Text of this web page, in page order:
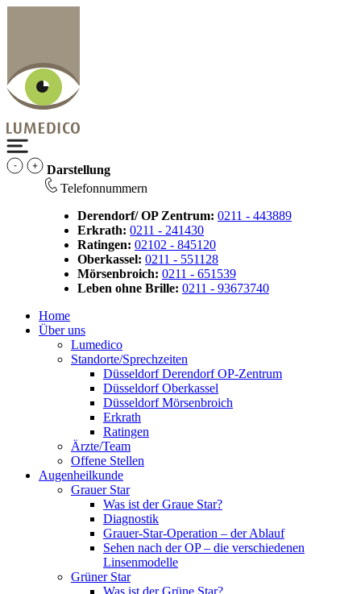
Darstellung
Telefonnummern
Derendorf/ OP Zentrum: 0211 - 443889
Erkrath: 0211 - 241430
Ratingen: 02102 - 845120
Oberkassel: 0211 - 551128
Mörsenbroich: 0211 - 651539
Leben ohne Brille: 0211 - 93673740
Home
Über uns
Lumedico
Standorte/Sprechzeiten
Düsseldorf Derendorf OP-Zentrum
Düsseldorf Oberkassel
Düsseldorf Mörsenbroich
Erkrath
Ratingen
Ärzte/Team
Offene Stellen
Augenheilkunde
Grauer Star
Was ist der Graue Star?
Diagnostik
Grauer-Star-Operation – der Ablauf
Sehen nach der OP – die verschiedenen
Linsenmodelle
Grüner Star
Was ist der Grüne Star?